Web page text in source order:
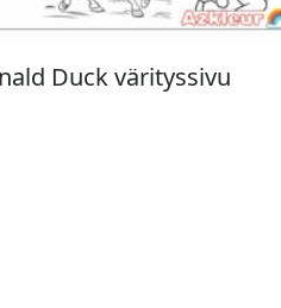
Stitch värityskuva